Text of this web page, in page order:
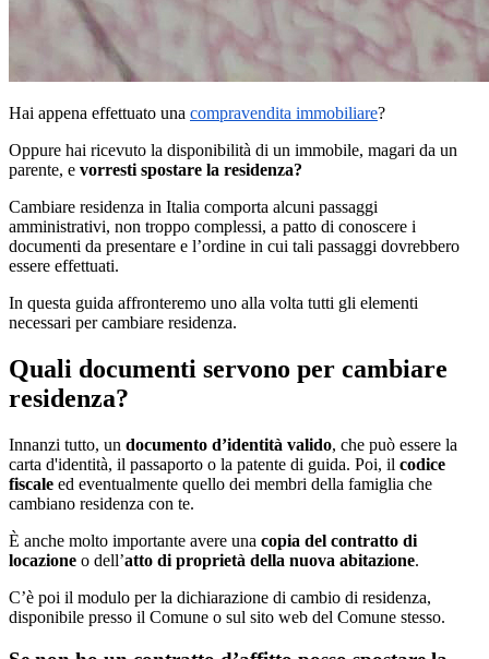
Hai appena effettuato una compravendita immobiliare?
Oppure hai ricevuto la disponibilità di un immobile, magari da un
parente, e vorresti spostare la residenza?
Cambiare residenza in Italia comporta alcuni passaggi
amministrativi, non troppo complessi, a patto di conoscere i
documenti da presentare e l’ordine in cui tali passaggi dovrebbero
essere effettuati.
In questa guida affronteremo uno alla volta tutti gli elementi
necessari per cambiare residenza.
Quali documenti servono per cambiare
residenza?
Innanzi tutto, un documento d’identità valido, che può essere la
carta d'identità, il passaporto o la patente di guida. Poi, il codice
fiscale ed eventualmente quello dei membri della famiglia che
cambiano residenza con te.
È anche molto importante avere una copia del contratto di
locazione o dell’atto di proprietà della nuova abitazione.
C’è poi il modulo per la dichiarazione di cambio di residenza,
disponibile presso il Comune o sul sito web del Comune stesso.